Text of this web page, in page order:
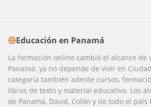
Educación en Panamá
La formación online cambió el alcance de
Panamá: ya no depende de vivir en
categoría también admite cursos,
libros de texto y material educativo. Los
de Panamá, David, Colón y de todo el país